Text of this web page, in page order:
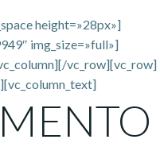
height=»28px»]
img_size=»full»]
vc_row][vc_row]